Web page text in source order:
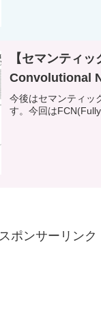
【セマンティ
Convolutional
今後はセマンティッ
す。今回は
スポンサーリンク